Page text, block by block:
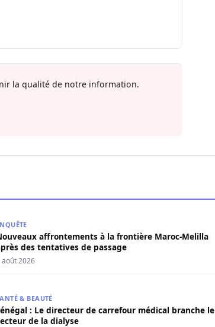
la qualité de notre information.
affrontements à la frontière Maroc-Melilla
des tentatives de passage
août 2026
& BEAUTÉ
: Le directeur de carrefour médical branche le
de la dialyse